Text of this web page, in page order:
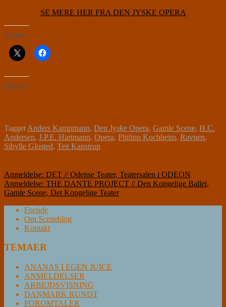
SE MERE HER FRA DEN JYSKE OPERA
Del dette:
Like this:
Tagget Anders Kampmann, Den Jyske Opera, Gamle Scene, H.C.
Andersen, J.P.E. Hartmann, Opera, Philipp Kochheim, Ravnen,
Sibylle Glosted, Teit Kanstrup
Indlægsnavigation
Anmeldelse: DET // Odense Teater, Teatersalen i ODEON
Anmeldelse: THE DANTE PROJECT // Den Kongelige Ballet,
Gamle Scene, Det Kongelige Teater
Forside
Om Sceneblog
Kontakt
TEMAER
ANANAS I EGEN JUICE
ANMELDELSER
ARBEJDSVISNING
DANMARK RUNDT
FOROMTALER